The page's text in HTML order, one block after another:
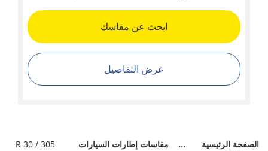
ابحث عن مقاسك
عرض التفاصيل
الصفحة الرئيسية مقاسات إطارات السيارات
305 / 30 R